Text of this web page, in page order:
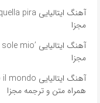
مجزا
مجزا
همراه متن و ترجمه مجزا